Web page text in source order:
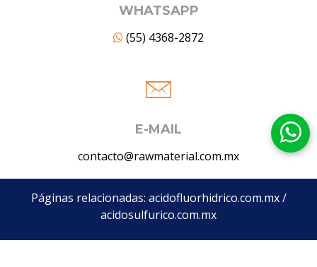
WHATSAPP
(55) 4368-2872
E-MAIL
contacto@rawmaterial.com.mx
Páginas relacionadas: acidofluorhidrico.com.mx/
acidosulfurico.com.mx